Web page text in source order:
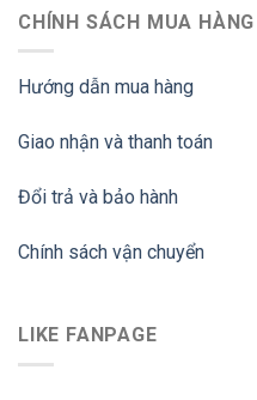
CHÍNH SÁCH MUA HÀNG
Hướng dẫn mua hàng
Giao nhận và thanh toán
Đổi trả và bảo hành
Chính sách vận chuyển
LIKE FANPAGE